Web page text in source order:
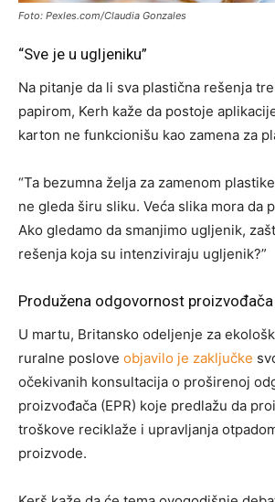
Foto: Pexles.com/Claudia Gonzales
“Sve je u ugljeniku”
Na pitanje da li sva plastična rešenja
papirom, Kerh kaže da postoje
karton ne funkcionišu kao zamena za
“Ta bezumna želja za zamenom
ne gleda širu sliku. Veća slika mora da
Ako gledamo da smanjimo ugljenik,
rešenja koja su intenziviraju ugljenik?”
Produžena odgovornost proizvođača
U martu, Britansko odeljenje za
ruralne poslove objavilo je zaključke
očekivanih konsultacija o proširenoj
proizvođača (EPR) koje predlažu da
troškove reciklaže i upravljanja
proizvode.